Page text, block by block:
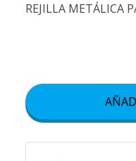
REJILLA METÁLICA